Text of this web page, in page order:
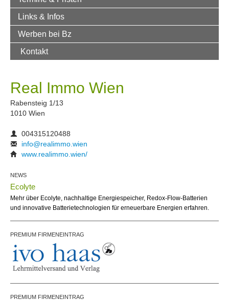
Links & Infos
Werben bei Bz
Kontakt
Real Immo Wien
Rabensteig 1/13
1010 Wien
004315120488
info@realimmo.wien
www.realimmo.wien/
NEWS
Ecolyte
Mehr über Ecolyte, nachhaltige Energiespeicher, Redox-Flow-Batterien
und innovative Batterietechnologien für erneuerbare Energien erfahren.
PREMIUM FIRMENEINTRAG
PREMIUM FIRMENEINTRAG